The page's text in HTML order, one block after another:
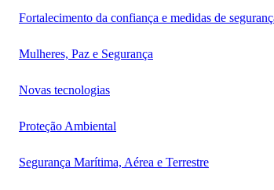
Fortalecimento da confiança e medidas de
Mulheres, Paz e Segurança
Novas tecnologias
Proteção Ambiental
Segurança Marítima, Aérea e Terrestre